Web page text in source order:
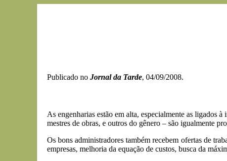
Publicado no Jornal da Tarde, 04/09/2008.
As engenharias estão em alta, especialmente as ligados
mestres de obras, e outros do gênero – são igualmente
Os bons administradores também recebem ofertas de
empresas, melhoria da equação de custos, busca da